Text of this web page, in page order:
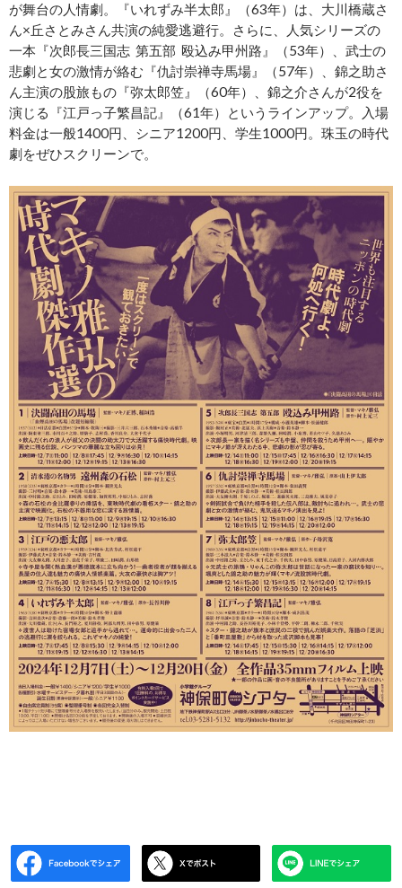
が舞台の人情劇。『いれずみ半太郎』（63年）は、大川橋蔵さ
ん×丘さとみさん共演の純愛逃避行。さらに、人気シリーズの
一本『次郎長三国志 第五部 殴込み甲州路』（53年）、武士の
悲劇と女の激情が絡む『仇討崇禅寺馬場』（57年）、錦之助さ
ん主演の股旅もの『弥太郎笠』（60年）、錦之介さんが2役を
演じる『江戸っ子繁昌記』（61年）というラインアップ。入場
料金は一般1400円、シニア1200円、学生1000円。珠玉の時代
劇をぜひスクリーンで。